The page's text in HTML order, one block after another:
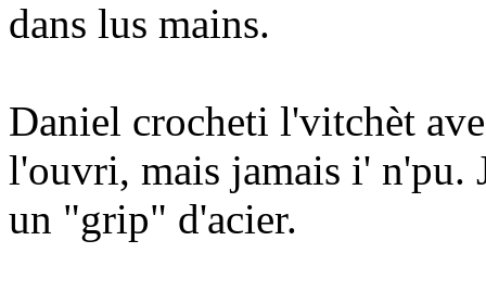
dans lus mains.
Daniel crocheti l'vitchèt
l'ouvri, mais jamais i' n'pu.
un "grip" d'acier.